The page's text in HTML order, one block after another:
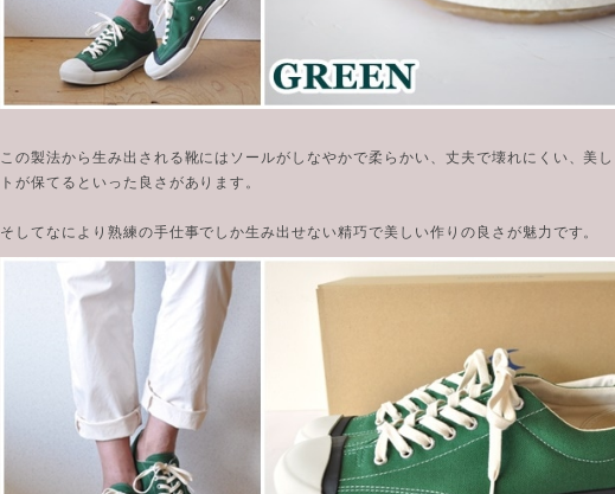
この製法から生み出される靴にはソールがしなやかで柔らかい、丈夫で壊れにくい、美
トが保てるといった良さがあります。
そしてなにより熟練の手仕事でしか生み出せない精巧で美しい作りの良さが魅力です。